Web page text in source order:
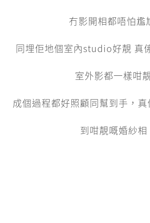
冇影開相都唔怕尷
同埋佢地個室內studio好靚 真
室外影都一樣咁
成個過程都好照顧同幫到手，
到咁靚嘅婚紗相